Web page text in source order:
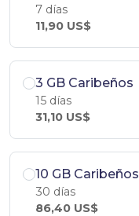
7 días
11,90 US$
3 GB Caribeños
15 días
31,10 US$
10 GB Caribeños
30 días
86,40 US$